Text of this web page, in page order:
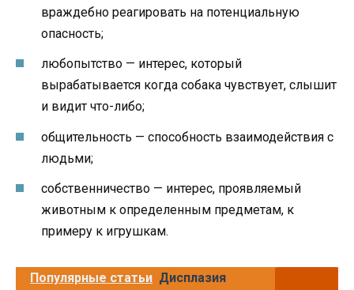
враждебно реагировать на потенциальную
опасность;
любопытство — интерес, который
вырабатывается когда собака чувствует, слышит
и видит что-либо;
общительность — способность взаимодействия с
людьми;
собственничество — интерес, проявляемый
животным к определенным предметам, к
примеру к игрушкам.
Популярные статьи Дисплазия